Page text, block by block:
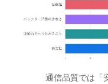
通信品質では「